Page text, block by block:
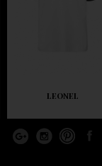
LEONEL